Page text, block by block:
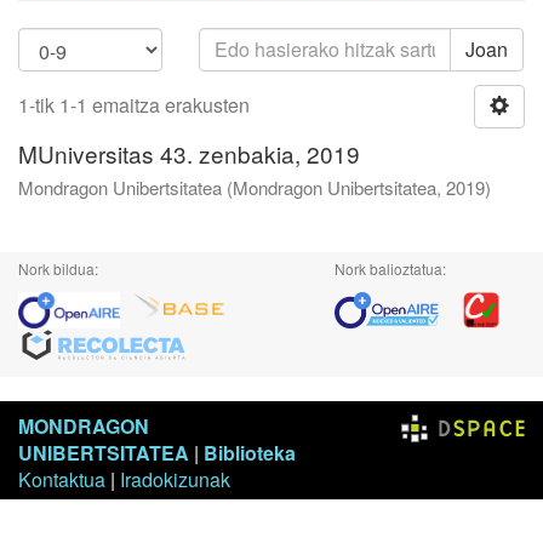
Joan
1-tik 1-1 emaitza erakusten
MUniversitas 43. zenbakia, 2019
Mondragon Unibertsitatea (Mondragon Unibertsitatea, 2019)
Nork bildua: Nork balioztatua:
MONDRAGON
UNIBERTSITATEA | Biblioteka
Kontaktua | Iradokizunak